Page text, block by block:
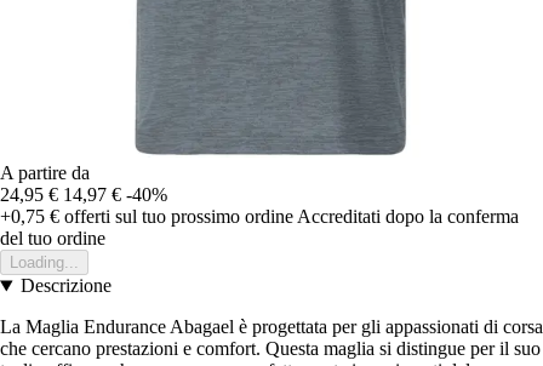
A partire da
24,95 € 14,97 € -40%
+0,75 € offerti sul tuo prossimo ordine Accreditati dopo la conferma
del tuo ordine
Loading...
Descrizione
La Maglia Endurance Abagael è progettata per gli appassionati di corsa
che cercano prestazioni e comfort. Questa maglia si distingue per il suo